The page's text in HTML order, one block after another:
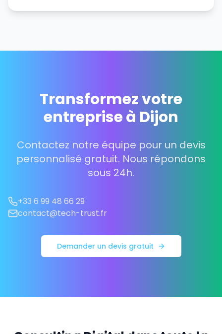
Transformez votre
entreprise à Dijon
Contactez notre équipe pour un devis
personnalisé gratuit. Nous répondons
sous 24h.
+33 6 99 48 66 29
contact@tech-trust.fr
Demander un devis gratuit